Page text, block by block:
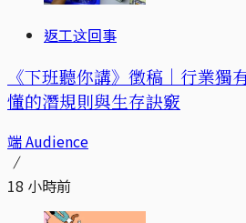
返工这回事
《下班聽你講》徵稿｜行業獨
懂的潛規則與生存訣竅
端 Audience
18 小時前